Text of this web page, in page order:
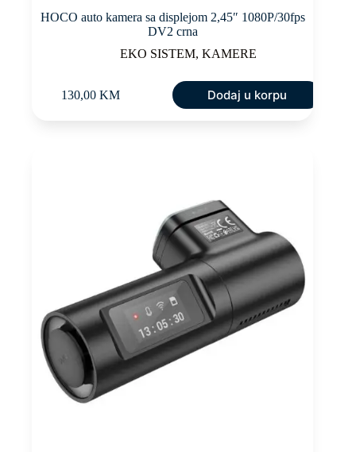
HOCO auto kamera sa displejom 2,45″ 1080P/30fps
DV2 crna
EKO SISTEM,KAMERE
130,00 KM Dodaj u korpu